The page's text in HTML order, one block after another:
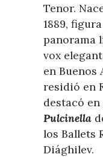
Tenor.
1889,
panorama
vox
en Buenos
residió en
destacó
Pulcinella
los Ballets
Diághilev.